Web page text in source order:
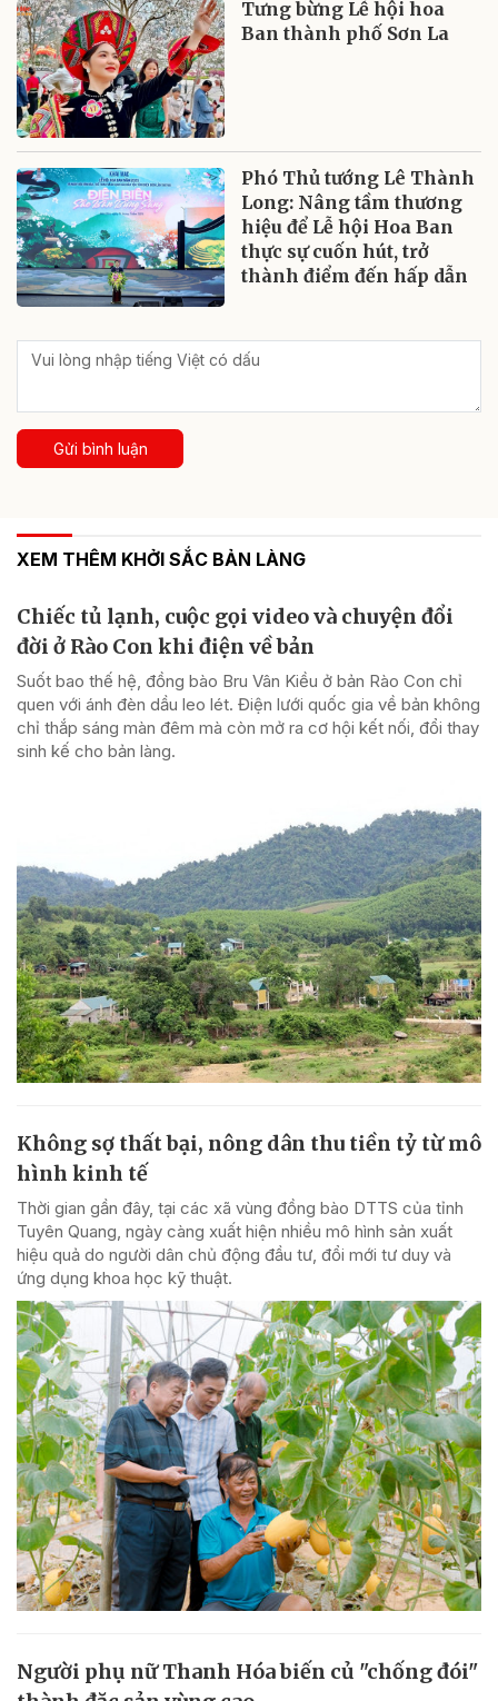
Tưng bừng Lễ hội hoa
Ban thành phố Sơn La
Phó Thủ tướng Lê Thành
Long: Nâng tầm thương
hiệu để Lễ hội Hoa Ban
thực sự cuốn hút, trở
thành điểm đến hấp dẫn
Gửi bình luận
XEM THÊM KHỞI SẮC BẢN LÀNG
Chiếc tủ lạnh, cuộc gọi video và chuyện đổi
đời ở Rào Con khi điện về bản
Suốt bao thế hệ, đồng bào Bru Vân Kiều ở bản Rào Con chỉ
quen với ánh đèn dầu leo lét. Điện lưới quốc gia về bản không
chỉ thắp sáng màn đêm mà còn mở ra cơ hội kết nối, đổi thay
sinh kế cho bản làng.
Không sợ thất bại, nông dân thu tiền tỷ từ mô
hình kinh tế
Thời gian gần đây, tại các xã vùng đồng bào DTTS của tỉnh
Tuyên Quang, ngày càng xuất hiện nhiều mô hình sản xuất
hiệu quả do người dân chủ động đầu tư, đổi mới tư duy và
ứng dụng khoa học kỹ thuật.
Người phụ nữ Thanh Hóa biến củ "chống đói"